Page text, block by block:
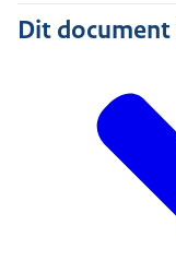
Dit document